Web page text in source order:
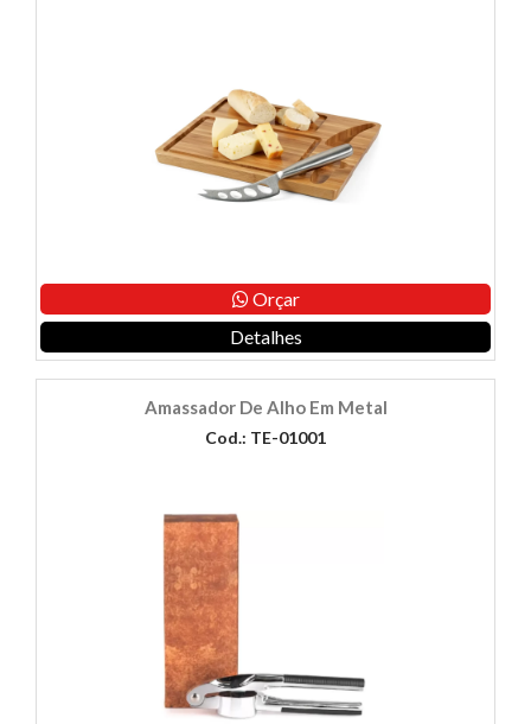
Orçar
Detalhes
Amassador De Alho Em Metal
Cod.: TE-01001